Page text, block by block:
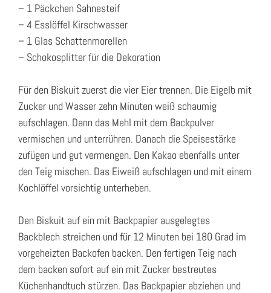
– 1 Päckchen Sahnesteif
– 4 Esslöffel Kirschwasser
– 1 Glas Schattenmorellen
– Schokosplitter für die Dekoration
Für den Biskuit zuerst die vier Eier trennen. Die Eigelb mit
Zucker und Wasser zehn Minuten weiß schaumig
aufschlagen. Dann das Mehl mit dem Backpulver
vermischen und unterrühren. Danach die Speisestärke
zufügen und gut vermengen. Den Kakao ebenfalls unter
den Teig mischen. Das Eiweiß aufschlagen und mit einem
Kochlöffel vorsichtig unterheben.
Den Biskuit auf ein mit Backpapier ausgelegtes
Backblech streichen und für 12 Minuten bei 180 Grad im
vorgeheizten Backofen backen. Den fertigen Teig nach
dem backen sofort auf ein mit Zucker bestreutes
Küchenhandtuch stürzen. Das Backpapier abziehen und